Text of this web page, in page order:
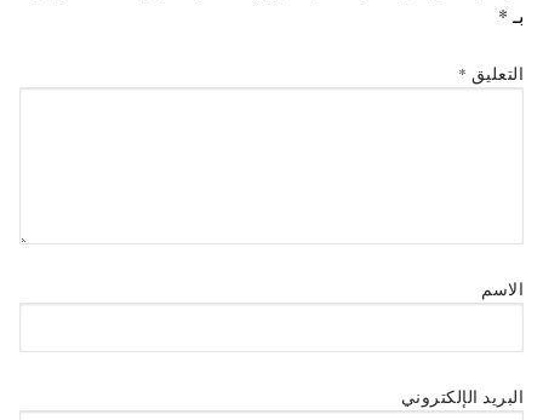
بـ *
التعليق *
الاسم
البريد الإلكتروني